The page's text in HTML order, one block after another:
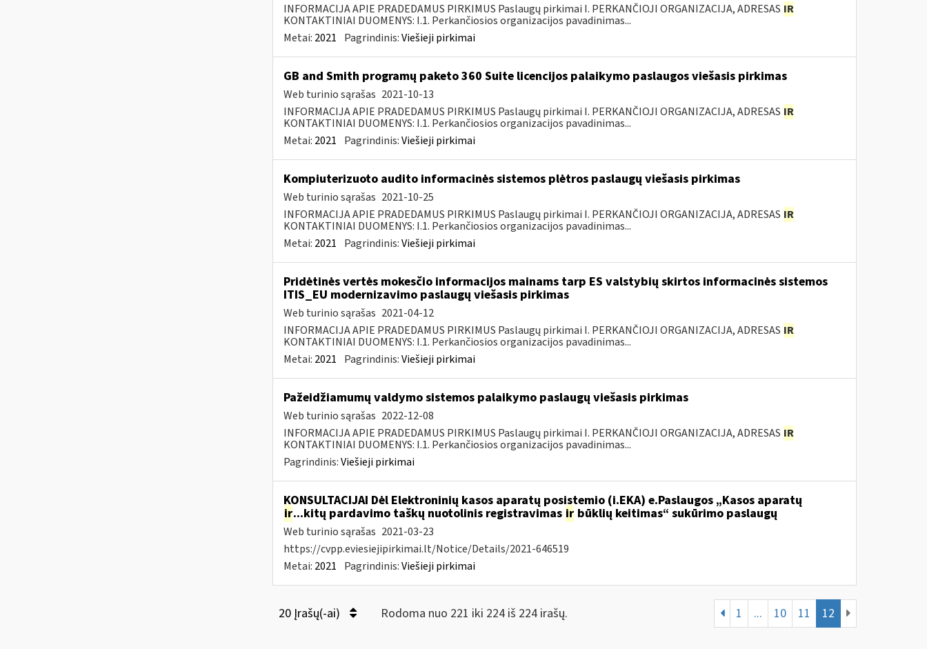
INFORMACIJA APIE PRADEDAMUS PIRKIMUS Paslaugų pirkimai I. PERKANČIOJI ORGANIZACIJA, ADRESAS IR
KONTAKTINIAI DUOMENYS: I.1. Perkančiosios organizacijos pavadinimas...
Metai: 2021 Pagrindinis:Viešieji pirkimai
GB and Smith programų paketo 360 Suite licencijos palaikymo paslaugos viešasis pirkimas
Web turinio sąrašas 2021-10-13
INFORMACIJA APIE PRADEDAMUS PIRKIMUS Paslaugų pirkimai I. PERKANČIOJI ORGANIZACIJA, ADRESAS IR
KONTAKTINIAI DUOMENYS: I.1. Perkančiosios organizacijos pavadinimas...
Metai: 2021 Pagrindinis:Viešieji pirkimai
Kompiuterizuoto audito informacinės sistemos plėtros paslaugų viešasis pirkimas
Web turinio sąrašas 2021-10-25
INFORMACIJA APIE PRADEDAMUS PIRKIMUS Paslaugų pirkimai I. PERKANČIOJI ORGANIZACIJA, ADRESAS IR
KONTAKTINIAI DUOMENYS: I.1. Perkančiosios organizacijos pavadinimas...
Metai: 2021 Pagrindinis:Viešieji pirkimai
Pridėtinės vertės mokesčio informacijos mainams tarp ES valstybių skirtos informacinės sistemos
ITIS_EU modernizavimo paslaugų viešasis pirkimas
Web turinio sąrašas 2021-04-12
INFORMACIJA APIE PRADEDAMUS PIRKIMUS Paslaugų pirkimai I. PERKANČIOJI ORGANIZACIJA, ADRESAS IR
KONTAKTINIAI DUOMENYS: I.1. Perkančiosios organizacijos pavadinimas...
Metai: 2021 Pagrindinis:Viešieji pirkimai
Pažeidžiamumų valdymo sistemos palaikymo paslaugų viešasis pirkimas
Web turinio sąrašas 2022-12-08
INFORMACIJA APIE PRADEDAMUS PIRKIMUS Paslaugų pirkimai I. PERKANČIOJI ORGANIZACIJA, ADRESAS IR
KONTAKTINIAI DUOMENYS: I.1. Perkančiosios organizacijos pavadinimas...
Pagrindinis:Viešieji pirkimai
KONSULTACIJAI Dėl Elektroninių kasos aparatų posistemio (i.EKA) e.Paslaugos „Kasos aparatų
ir...kitų pardavimo taškų nuotolinis registravimas irbūklių keitimas“ sukūrimo paslaugų
Web turinio sąrašas 2021-03-23
https://cvpp.eviesiejipirkimai.lt/Notice/Details/2021-646519
Metai: 2021 Pagrindinis:Viešieji pirkimai
20 Įrašų(-ai) Rodoma nuo 221 iki 224 iš 224 irašų. 1 ... 10 11 12